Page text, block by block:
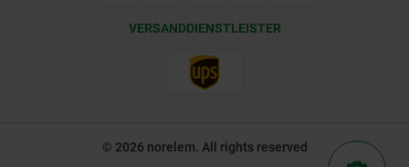
VERSANDDIENSTLEISTER
© 2026 norelem. All rights reserved